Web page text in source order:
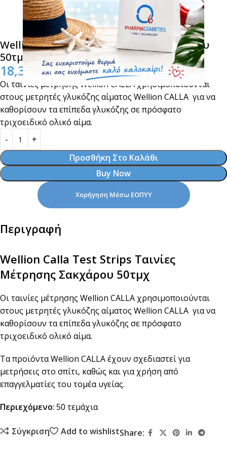
Wellion Calla Ταινίες Μέτρησης Σακχάρου
50τμχ
18,30
Οι ταινίες μέτρησης Wellion CALLA χρησιμοποιούνται
στους μετρητές γλυκόζης αίματος Wellion CALLA για να
καθορίσουν τα επίπεδα γλυκόζης σε πρόσφατο
τριχοειδικό ολικό αίμα.
Προσθήκη Στο Καλάθι
Buy Now
Χορήγηση Μέσω ΕΟΠΥΥ
Περιγραφή
Wellion Calla Test Strips Ταινίες
Μέτρησης Σακχάρου 50τμχ
Οι ταινίες μέτρησης Wellion CALLA χρησιμοποιούνται
στους μετρητές γλυκόζης αίματος Wellion CALLA για να
καθορίσουν τα επίπεδα γλυκόζης σε πρόσφατο
τριχοειδικό ολικό αίμα.
Τα προϊόντα Wellion CALLA έχουν σχεδιαστεί για
μετρήσεις στο σπίτι, καθώς και για χρήση από
επαγγελματίες του τομέα υγείας.
Περιεχόμενο: 50 τεμάχια
Σύγκριση Add to wishlistShare: